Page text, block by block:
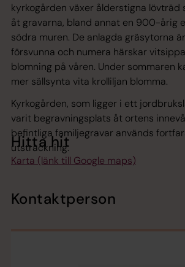
kyrkogården växer ålderstigna lövträd
åt gravarna, bland annat en 900-årig
södra muren. De anlagda gräsytorna
försvunna och numera härskar
blomning på våren. Under sommaren
mer sällsynta vita krolliljan blomma.
Kyrkogården, som ligger i ett
varit begravningsplats åt ortens
befintliga familjegravar används
utsträckning.
Hitta hit
Karta (länk till Google maps)
Kontaktperson